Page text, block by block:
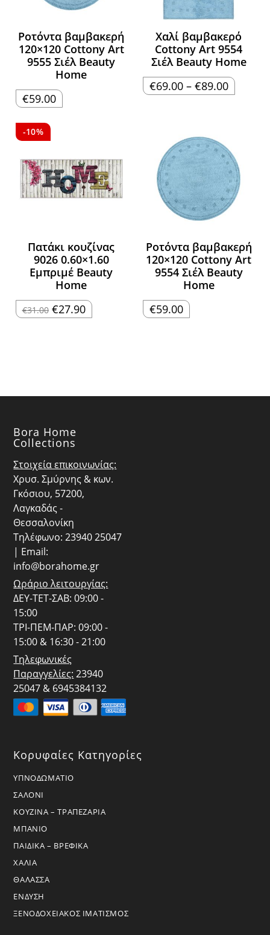
Ροτόντα βαμβακερή
120×120 Cottony Art
9555 Σιέλ Beauty
Home
€59.00
Χαλί βαμβακερό
Cottony Art 9554
Σιέλ Beauty Home
€69.00 – €89.00Price
range:
-10%
Πατάκι κουζίνας
9026 0.60×1.60
Εμπριμέ Beauty
Home
€31.00 Original
price
€27.90Η
τρέχουσα
Ροτόντα βαμβακερή
120×120 Cottony Art
9554 Σιέλ Beauty
Home
€59.00
Bora Home
Collections
Στοιχεία επικοινωνίας:
Χρυσ. Σμύρνης & κων.
Γκόσιου, 57200,
Λαγκαδάς -
Θεσσαλονίκη
Τηλέφωνο: 23940 25047
| Email:
info@borahome.gr
Ωράριο λειτουργίας:
ΔΕΥ-ΤΕΤ-ΣΑΒ: 09:00 -
15:00
ΤΡΙ-ΠΕΜ-ΠΑΡ: 09:00 -
15:00 & 16:30 - 21:00
Τηλεφωνικές
Παραγγελίες: 23940
25047 & 6945384132
Κορυφαίες Κατηγορίες
ΥΠΝΟΔΩΜΑΤΙΟ
ΣΑΛΟΝΙ
ΚΟΥΖΙΝΑ – ΤΡΑΠΕΖΑΡΙΑ
ΜΠΑΝΙΟ
ΠΑΙΔΙΚΑ – ΒΡΕΦΙΚΑ
ΧΑΛΙΑ
ΘΑΛΑΣΣΑ
ΕΝΔΥΣΗ
ΞΕΝΟΔΟΧΕΙΑΚΟΣ ΙΜΑΤΙΣΜΟΣ